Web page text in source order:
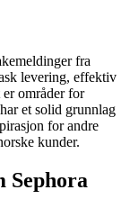
fra
levering, effektiv
områder for
et solid grunnlag
for andre
kunder.
Sephora